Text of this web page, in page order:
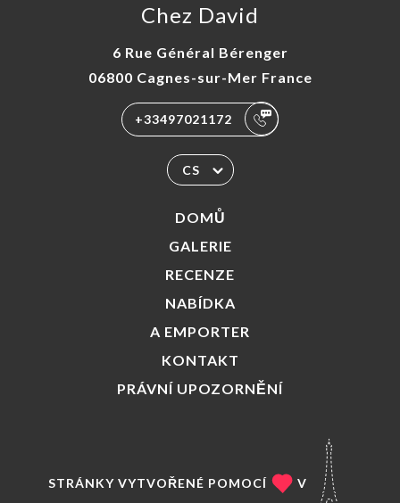
Chez David
6 Rue Général Bérenger
06800 Cagnes-sur-Mer France
+33497021172
CS
DOMŮ
GALERIE
RECENZE
NABÍDKA
A EMPORTER
KONTAKT
PRÁVNÍ UPOZORNĚNÍ
STRÁNKY VYTVOŘENÉ POMOCÍ V